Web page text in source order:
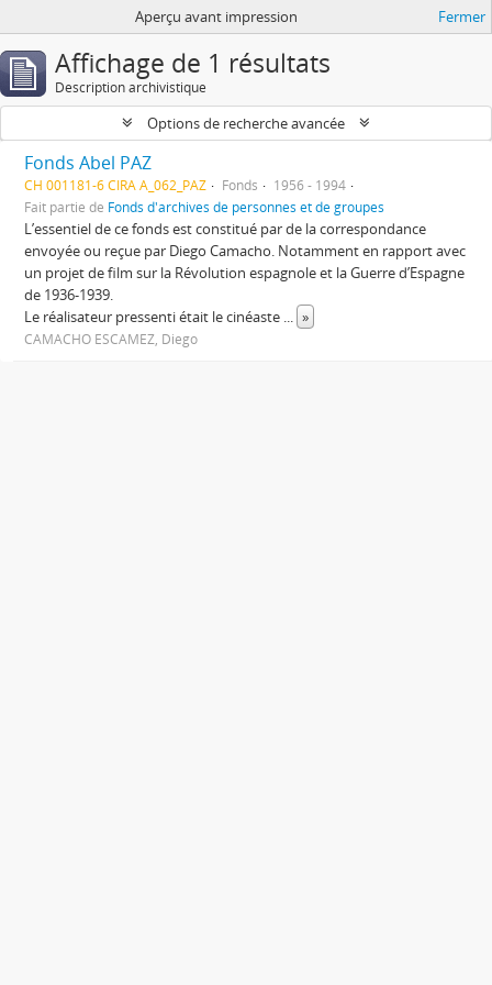
Aperçu avant impression Fermer
Affichage de 1 résultats
Description archivistique
Options de recherche avancée
Fonds Abel PAZ
CH 001181-6 CIRA A_062_PAZ Fonds
1956 - 1994
Fait partie de Fonds d'archives de personnes et de groupes
L’essentiel de ce fonds est constitué par de la correspondance
envoyée ou reçue par Diego Camacho. Notamment en rapport avec
un projet de film sur la Révolution espagnole et la Guerre d’Espagne
de 1936-1939.
Le réalisateur pressenti était le cinéaste ... »
CAMACHO ESCAMEZ, Diego